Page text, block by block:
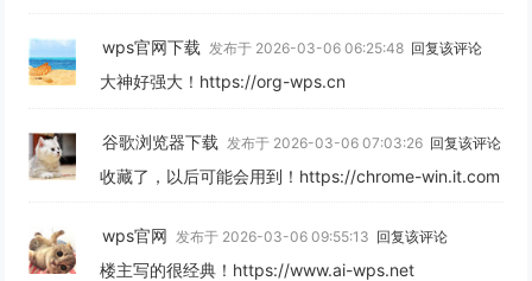
wps官网下载 发布于 2026-03-06 06:25:48 回复该评论
大神好强大！https://org-wps.cn
谷歌浏览器下载 发布于 2026-03-06 07:03:26 回复该评论
收藏了，以后可能会用到！https://chrome-win.it.com
wps官网 发布于 2026-03-06 09:55:13 回复该评论
楼主写的很经典！https://www.ai-wps.net